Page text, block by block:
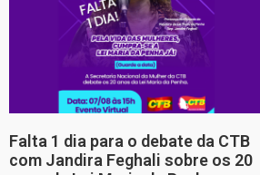
Falta 1 dia para o debate da CTB
com Jandira Feghali sobre os 20